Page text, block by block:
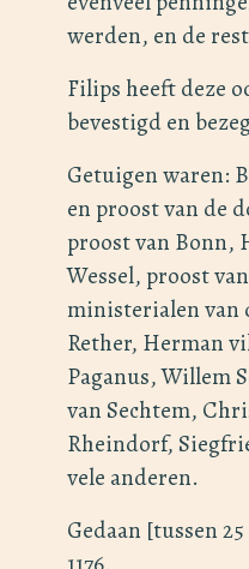
werden, en de
Filips heeft deze
bevestigd en
Getuigen waren:
en proost van de
proost van Bonn,
Wessel, proost
ministerialen van
Rether, Herman
Paganus, Willem
van Sechtem,
Rheindorf,
vele anderen.
Gedaan [tussen